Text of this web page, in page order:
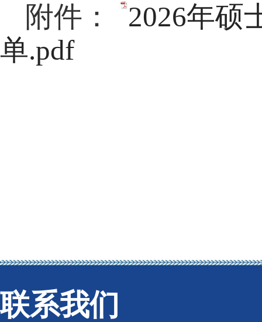
附件：
2026年硕
单.pdf
联系我们